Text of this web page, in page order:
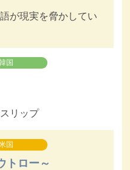
が現実を脅かしてい
国
リップ
国
トロー～